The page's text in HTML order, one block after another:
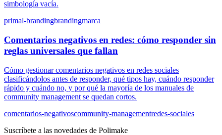
simbología vacía.
primal-brandingbrandingmarca
Comentarios negativos en redes: cómo responder sin
reglas universales que fallan
Cómo gestionar comentarios negativos en redes sociales
clasificándolos antes de responder, qué tipos hay, cuándo responder
rápido y cuándo no, y por qué la mayoría de los manuales de
community management se quedan cortos.
comentarios-negativoscommunity-managementredes-sociales
Suscríbete a las novedades de Polimake